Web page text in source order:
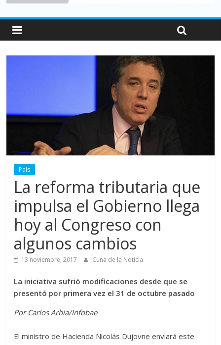
País
La reforma tributaria que
impulsa el Gobierno llega
hoy al Congreso con
algunos cambios
13 noviembre, 2017 Cuna de la Noticia
La iniciativa sufrió modificaciones desde que se
presentó por primera vez el 31 de octubre pasado
Por Carlos Arbia/Infobae
El ministro de Hacienda Nicolás Dujovne enviará este